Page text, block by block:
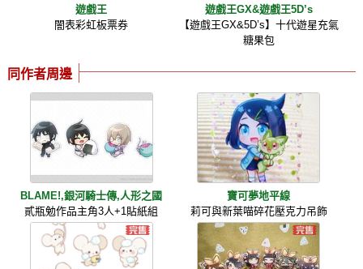
遊戲王
闇表彩虹板票券
遊戲王GX&遊戲王5D’s
【遊戲王GX&5D’s】十代遊星充氣
糖果包
同作者周邊
BLAME!,銀河騎士傳,人形之國
貳瓶勉作品主角3人+1貼紙組
寶可夢地平線
莉可與新葉喵碎花壓克力吊飾